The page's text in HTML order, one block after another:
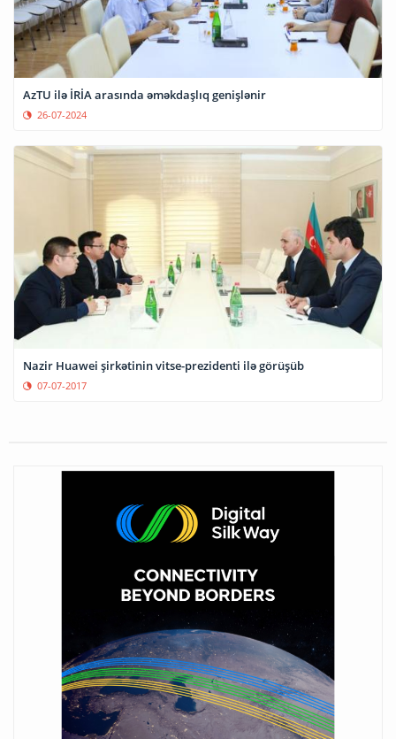
AzTU ilə İRİA arasında əməkdaşlıq genişlənir
26-07-2024
Nazir Huawei şirkətinin vitse-prezidenti ilə görüşüb
07-07-2017